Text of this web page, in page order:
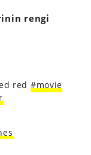
rengi
red #movie